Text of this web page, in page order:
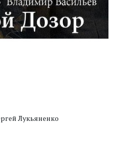
Лукьяненко